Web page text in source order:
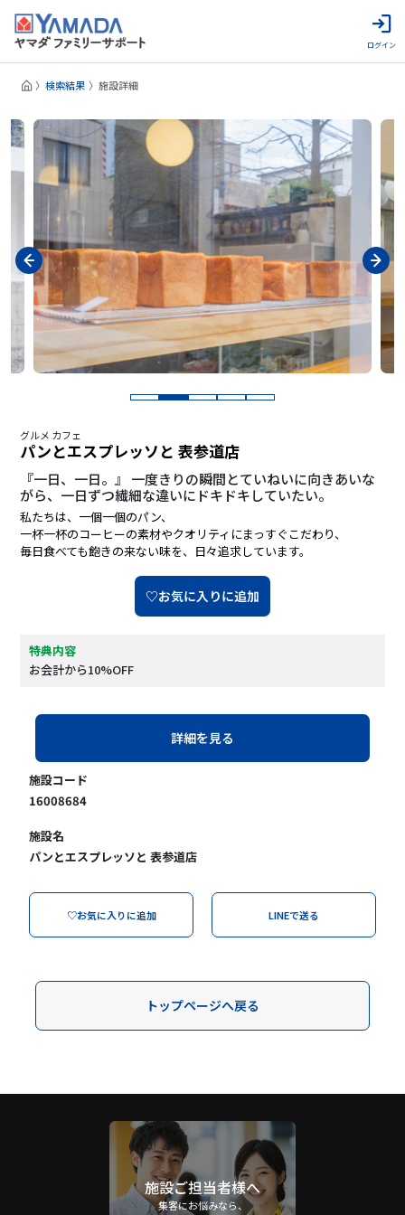
ログイン
検索結果 施設詳細
グルメ カフェ
パンとエスプレッソと 表参道店
『一日、一日。』 一度きりの瞬間とていねいに向きあいな
がら、一日ずつ繊細な違いにドキドキしていたい。
私たちは、一個一個のパン、
一杯一杯のコーヒーの素材やクオリティにまっすぐこだわり、
毎日食べても飽きの来ない味を、日々追求しています。
♡お気に入りに追加
特典内容
お会計から10%OFF
詳細を見る
施設コード
16008684
施設名
パンとエスプレッソと 表参道店
♡お気に入りに追加 LINEで送る
トップページへ戻る
施設ご担当者様へ
集客にお悩みなら、